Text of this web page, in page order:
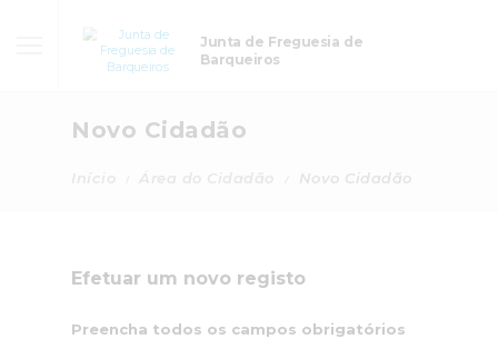
Junta de Freguesia de
Barqueiros
Novo Cidadão
Novo Cidadão
Efetuar um novo registo
Preencha todos os campos obrigatórios